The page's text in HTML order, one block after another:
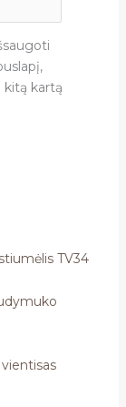
kitą kartą
TV34